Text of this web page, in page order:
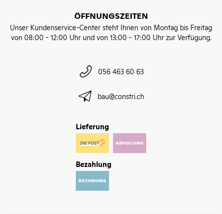
ÖFFNUNGSZEITEN
Unser Kundenservice-Center steht Ihnen von Montag bis Freitag
von 08:00 - 12:00 Uhr und von 13:00 - 17:00 Uhr zur Verfügung.
056 463 60 63
bau@constri.ch
Lieferung
Bezahlung